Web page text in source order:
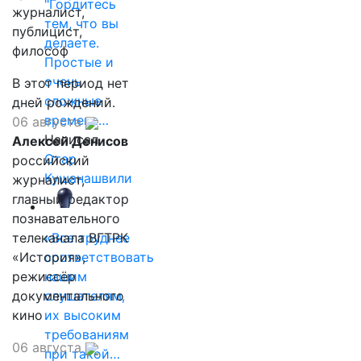
"Гордитесь
тем, что вы
делаете.
Простые и
очень
сложные
времена…
Написал
Отар
Кушанашвили
«Все труднее
соответствовать
нашим
слушателям,
их высоким
требованиям
при такой…
журналист,
публицист,
философ
В этот период нет
дней рождений.
06 августа
Алексей Денисов
российский
журналист,
главный редактор
познавательного
телеканала ВГТРК
«История»,
режиссёр
документального
кино
06 августа